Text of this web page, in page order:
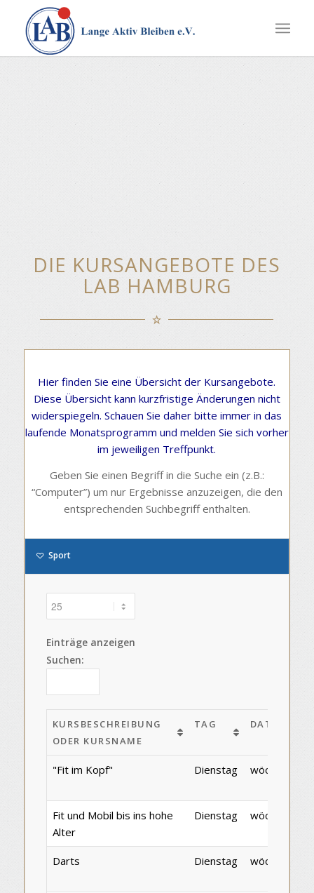
DIE KURSANGEBOTE DES
LAB HAMBURG
Hier finden Sie eine Übersicht der Kursangebote.
Diese Übersicht kann kurzfristige Änderungen nicht
widerspiegeln. Schauen Sie daher bitte immer in das
laufende Monatsprogramm und melden Sie sich vorher
im jeweiligen Treffpunkt.
Geben Sie einen Begriff in die Suche ein (z.B.:
“Computer”) um nur Ergebnisse anzuzeigen, die den
entsprechenden Suchbegriff enthalten.
Sport
Einträge anzeigen
Suchen:
KURSBESCHREIBUNG
ODER KURSNAME
TAG DATUM
KURSBESCHREIBUNG
ODER KURSNAME
"Fit im Kopf" Dienstag wöchentlich
Fit und Mobil bis ins hohe
Alter
Dienstag wöchentlich
Darts Dienstag wöchentlich